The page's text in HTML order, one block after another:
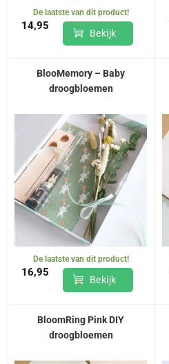
De laatste van dit product!
14,95
Bekijk
BlooMemory – Baby
droogbloemen
De laatste van dit product!
16,95
Bekijk
BloomRing Pink DIY
droogbloemen